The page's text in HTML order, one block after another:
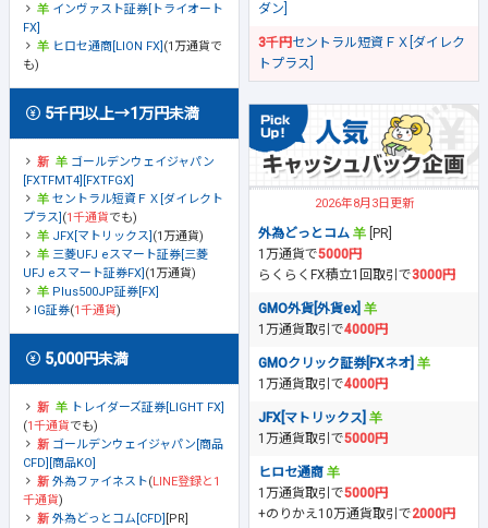
インヴァスト証券[トライオート
FX]
ヒロセ通商[LION FX] (1万通貨で
も)
5千円以上→1万円未満
ゴールデンウェイジャパン
[FXTFMT4][FXTFGX]
セントラル短資ＦＸ[ダイレクト
プラス] (1千通貨でも)
JFX[マトリックス] (1万通貨)
三菱UFJ eスマート証券[三菱
UFJ eスマート証券FX] (1万通貨)
Plus500JP証券[FX]
IG証券(1千通貨)
5,000円未満
トレイダーズ証券[LIGHT FX]
(1千通貨でも)
ゴールデンウェイジャパン[商品
CFD][商品KO]
外為ファイネスト(LINE登録と1
千通貨)
外為どっとコム[CFD] [PR]
ダン]
3千円セントラル短資ＦＸ[ダイレク
トプラス]
2026年8月3日更新
外為どっとコム
[PR]
1万通貨で5000円
らくらくFX積立1回取引で3000円
GMO外貨[外貨ex]
1万通貨取引で4000円
GMOクリック証券[FXネオ]
1万通貨取引で4000円
JFX[マトリックス]
1万通貨取引で5000円
ヒロセ通商
1万通貨取引で5000円
+のりかえ10万通貨取引で2000円